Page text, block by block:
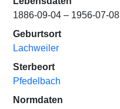
1886-09-04 – 1956-07-08
Geburtsort
Lachweiler
Sterbeort
Pfedelbach
Normdaten